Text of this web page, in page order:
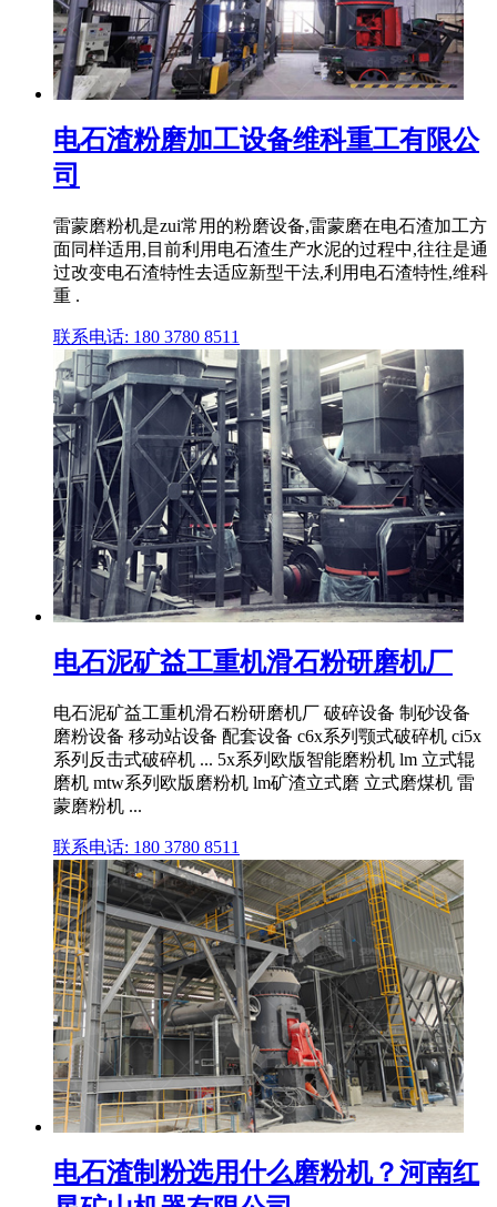
电石渣粉磨加工设备维科重工有限公
司
雷蒙磨粉机是zui常用的粉磨设备,雷蒙磨在电石渣加工方
面同样适用,目前利用电石渣生产水泥的过程中,往往是通
过改变电石渣特性去适应新型干法,利用电石渣特性,维科
重 .
联系电话: 180 3780 8511
电石泥矿益工重机滑石粉研磨机厂
电石泥矿益工重机滑石粉研磨机厂 破碎设备 制砂设备
磨粉设备 移动站设备 配套设备 c6x系列颚式破碎机 ci5x
系列反击式破碎机 ... 5x系列欧版智能磨粉机 lm 立式辊
磨机 mtw系列欧版磨粉机 lm矿渣立式磨 立式磨煤机 雷
蒙磨粉机 ...
联系电话: 180 3780 8511
电石渣制粉选用什么磨粉机？河南红